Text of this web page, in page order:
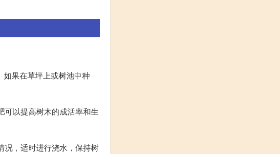
果在草坪上或树池中种
可以提高树木的成活率和生
况，适时进行浇水，保持树